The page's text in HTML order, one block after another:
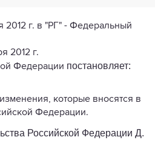
2012 г. в "РГ" - Федеральный
2012 г.
Федерации постановляет:
которые вносятся в
Федерации.
Российской Федерации Д.